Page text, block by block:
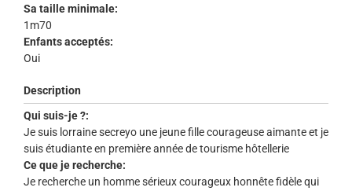
Sa taille minimale:
1m70
Enfants acceptés:
Oui
Description
Qui suis-je ?:
Je suis lorraine secreyo une jeune fille courageuse aimante et je
suis étudiante en première année de tourisme hôtellerie
Ce que je recherche:
Je recherche un homme sérieux courageux honnête fidèle qui